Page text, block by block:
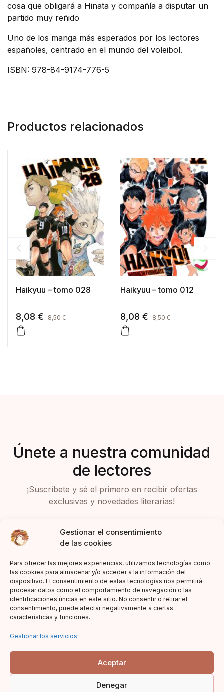
Gestionar el consentimiento
de las cookies
Para ofrecer las mejores experiencias, utilizamos tecnologías como
las cookies para almacenar y/o acceder a la información del
dispositivo. El consentimiento de estas tecnologías nos permitirá
procesar datos como el comportamiento de navegación o las
identificaciones únicas en este sitio. No consentir o retirar el
consentimiento, puede afectar negativamente a ciertas
características y funciones.
Gestionar los servicios
Aceptar
Denegar
cosa que obligará a Hinata y compañía a disputar un
partido muy reñido
Uno de los manga más esperados por los lectores
españoles, centrado en el mundo del voleibol.
ISBN: 978-84-9174-776-5
Productos relacionados
Haikyuu – tomo 028
8,08 € 8,50€
Haikyuu – tomo 012
8,08 € 8,50€
Únete a nuestra comunidad
de lectores
¡Suscríbete y sé el primero en recibir ofertas
exclusivas y novedades literarias!
Acepto la política de privacidad